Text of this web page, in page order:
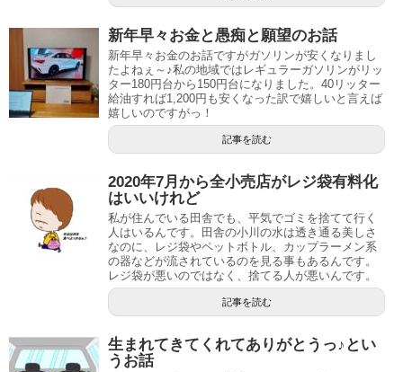
新年早々お金と愚痴と願望のお話
新年早々お金のお話ですがガソリンが安くなりまし
たよねぇ～♪私の地域ではレギュラーガソリンがリッ
ター180円台から150円台になりました。40リッター
給油すれば1,200円も安くなった訳で嬉しいと言えば
嬉しいのですがっ！
記事を読む
2020年7月から全小売店がレジ袋有料化
はいいけれど
私が住んでいる田舎でも、平気でゴミを捨てて行く
人はいるんです。田舎の小川の水は透き通る美しさ
なのに、レジ袋やペットボトル、カップラーメン系
の器などが流されているのを見る事もあるんです。
レジ袋が悪いのではなく、捨てる人が悪いんです。
記事を読む
生まれてきてくれてありがとうっ♪とい
うお話